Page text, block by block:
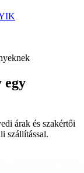
egy
árak és szakértői
szállítással.